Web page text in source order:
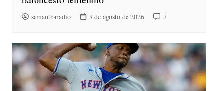
samantharadio 3 de agosto de 2026 0